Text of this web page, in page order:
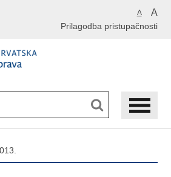
A A
Prilagodba pristupačnosti